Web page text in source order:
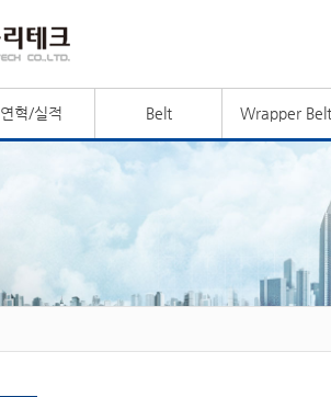
연혁/실적 Belt Wrapper Belt